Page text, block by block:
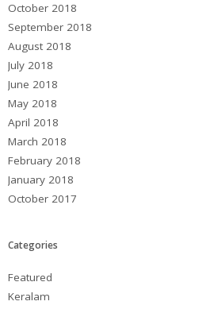
October 2018
September 2018
August 2018
July 2018
June 2018
May 2018
April 2018
March 2018
February 2018
January 2018
October 2017
Categories
Featured
Keralam